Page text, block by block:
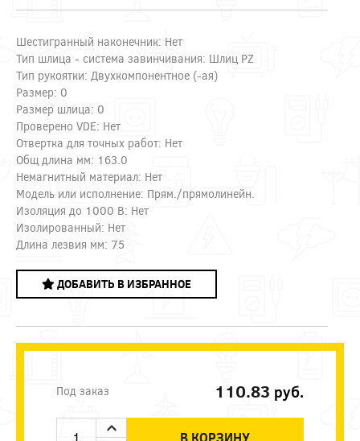
Шестигранный наконечник: Нет
Тип шлица - система завинчивания: Шлиц PZ
Тип рукоятки: Двухкомпонентное (-ая)
Размер: 0
Размер шлица: 0
Проверено VDE: Нет
Отвертка для точных работ: Нет
Общ длина мм: 163.0
Немагнитный материал: Нет
Модель или исполнение: Прям./прямолинейн.
Изоляция до 1000 В: Нет
Изолированный: Нет
Длина лезвия мм: 75
ДОБАВИТЬ В ИЗБРАННОЕ
Под заказ 110.83 руб.
В КОРЗИНУ